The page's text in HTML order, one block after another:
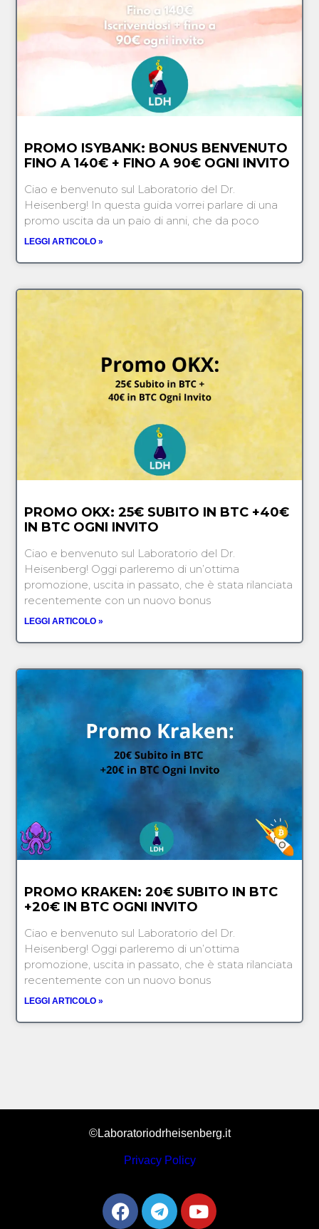
PROMO ISYBANK: BONUS BENVENUTO
FINO A 140€ + FINO A 90€ OGNI INVITO
Ciao e benvenuto sul Laboratorio del Dr.
Heisenberg! In questa guida vorrei parlare di una
promo uscita da un paio di anni, che da poco
LEGGI ARTICOLO »
PROMO OKX: 25€ SUBITO IN BTC +40€
IN BTC OGNI INVITO
Ciao e benvenuto sul Laboratorio del Dr.
Heisenberg! Oggi parleremo di un’ottima
promozione, uscita in passato, che è stata rilanciata
recentemente con un nuovo bonus
LEGGI ARTICOLO »
PROMO KRAKEN: 20€ SUBITO IN BTC
+20€ IN BTC OGNI INVITO
Ciao e benvenuto sul Laboratorio del Dr.
Heisenberg! Oggi parleremo di un’ottima
promozione, uscita in passato, che è stata rilanciata
recentemente con un nuovo bonus
LEGGI ARTICOLO »
©Laboratoriodrheisenberg.it
Privacy Policy